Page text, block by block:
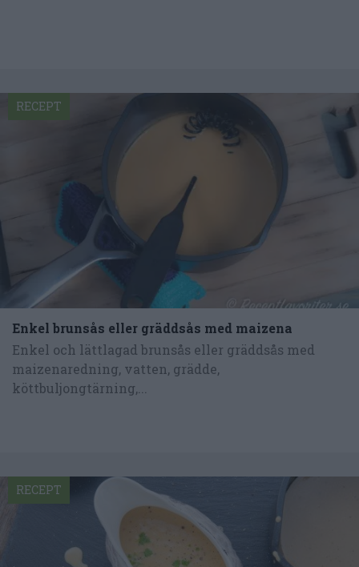
Enkel brunsås eller gräddsås med maizena
Enkel och lättlagad brunsås eller gräddsås med
maizenaredning, vatten, grädde,
köttbuljongtärning,...
RECEPT
RECEPT